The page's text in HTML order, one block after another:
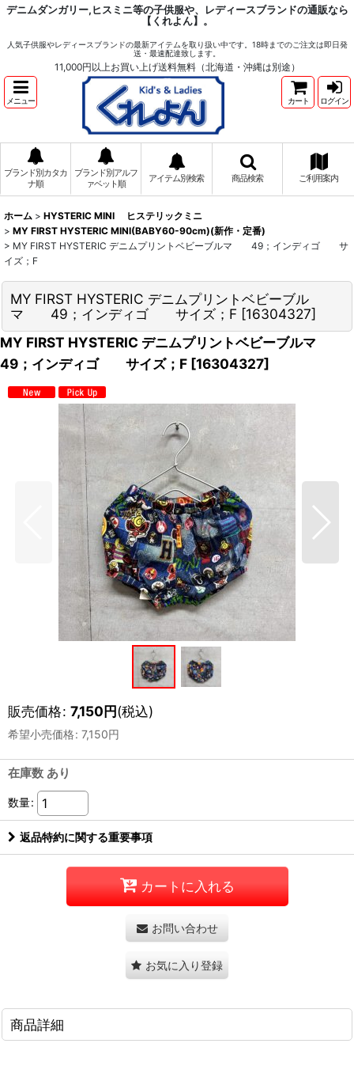
デニムダンガリー,ヒスミニ等の子供服や、レディースブランドの通販なら
【くれよん】。
人気子供服やレディースブランドの最新アイテムを取り扱い中です。18時までのご注文は即日発
送・最速配達致します。
11,000円以上お買い上げ送料無料（北海道・沖縄は別途）
メニュー カート ログイン
ブランド別カタカ
ナ順
ブランド別アルフ
ァベット順
アイテム別検索 商品検索 ご利用案内
ホーム > HYSTERIC MINI ヒステリックミニ
> MY FIRST HYSTERIC MINI(BABY60-90cm)(新作・定番)
> MY FIRST HYSTERIC デニムプリントベビーブルマ 49；インディゴ サ
イズ；F
MY FIRST HYSTERIC デニムプリントベビーブル
マ 49；インディゴ サイズ；F [16304327]
MY FIRST HYSTERIC デニムプリントベビーブルマ
49；インディゴ サイズ；F [16304327]
販売価格: 7,150円(税込)
希望小売価格: 7,150円
在庫数 あり
数量:
返品特約に関する重要事項
カートに入れる
お問い合わせ
お気に入り登録
商品詳細